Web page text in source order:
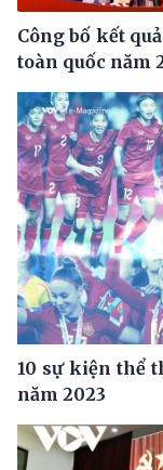
Công bố kết
toàn quốc năm
10 sự kiện thể
năm 2023